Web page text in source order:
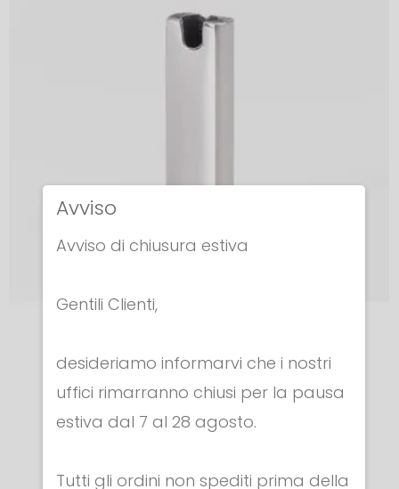
FALSO RICASSO
€ 25.00
Avviso
Avviso di chiusura estiva
Gentili Clienti,
desideriamo informarvi che i nostri
uffici rimarranno chiusi per la pausa
estiva dal 7 al 28 agosto.
Tutti gli ordini non spediti prima della